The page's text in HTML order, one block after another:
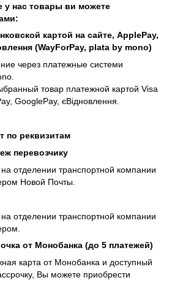
нас товары ви можете
картой на сайте, ApplePay,
(WayForPay, plata by mono)
через платежные системи
товар платежной картой Visa
GooglePay, єВідновлення.
по реквизитам
перевозчику
отделении транспортной компании
Новой Почты.
отделении транспортной компании
от Монобанка (до 5 платежей)
карта от Монобанка и доступный
Вы можете приобрести